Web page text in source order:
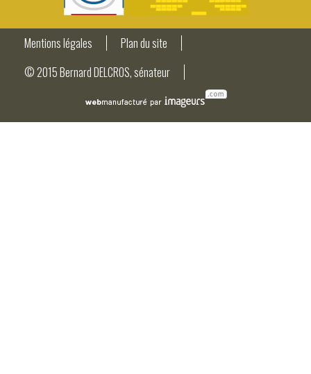
Mentions légales
Plan du site
© 2015 Bernard DELCROS, sénateur